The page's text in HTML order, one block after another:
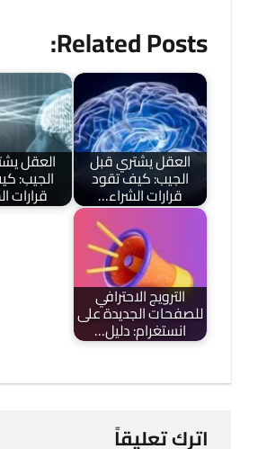
Related Posts:
العقل يشتري قبل
الجيب: كيف تقود
قرارات الشراء…
العقل
الجيب:
قرارات
الترويج الاحترافي
للصفحات الجديدة على
انستغرام: دليل…
اترك تعليقاً